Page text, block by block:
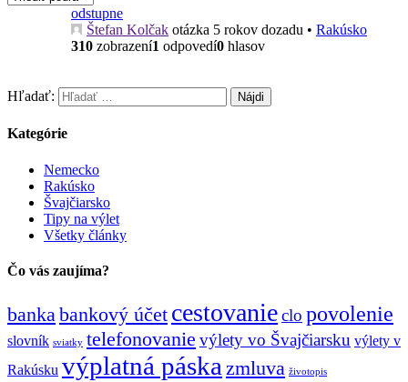
odstupne
Štefan Kolčak otázka 5 rokov dozadu • Rakúsko
310 zobrazení1 odpovedí0 hlasov
Hľadať:
Kategórie
Nemecko
Rakúsko
Švajčiarsko
Tipy na výlet
Všetky články
Čo vás zaujíma?
bankabankový účet cestovanieclo povolenie
slovník sviatky telefonovanie výlety vo Švajčiarsku výlety v
Rakúsku výplatná páska zmluva životopis